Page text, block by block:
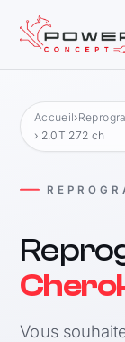
Accueil›
› 2.0T 272 ch
Vous